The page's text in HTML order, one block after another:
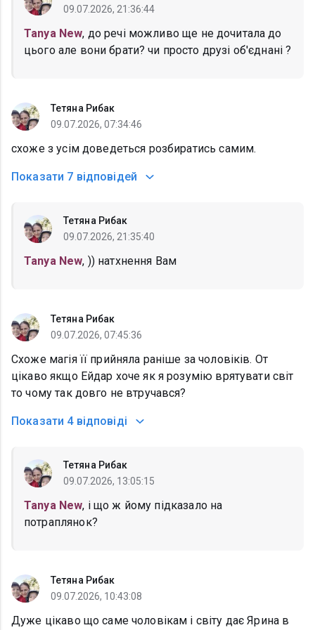
09.07.2026, 21:36:44
Tanya New, до речі можливо ще не дочитала до
цього але вони брати? чи просто друзі об'єднані ?
Тетяна Рибак
09.07.2026, 07:34:46
схоже з усім доведеться розбиратись самим.
Показати 7 відповідей
Тетяна Рибак
09.07.2026, 21:35:40
Tanya New, )) натхнення Вам
Тетяна Рибак
09.07.2026, 07:45:36
Схоже магія її прийняла раніше за чоловіків. От
цікаво якщо Ейдар хоче як я розумію врятувати світ
то чому так довго не втручався?
Показати 4 відповіді
Тетяна Рибак
09.07.2026, 13:05:15
Tanya New, і що ж йому підказало на
потраплянок?
Тетяна Рибак
09.07.2026, 10:43:08
Дуже цікаво що саме чоловікам і світу дає Ярина в